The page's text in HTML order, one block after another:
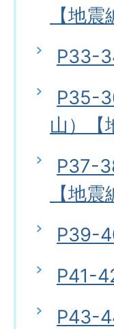
【地震
P33-
P35-
山）【
P37-
【地震
P39-
P41-
P43-